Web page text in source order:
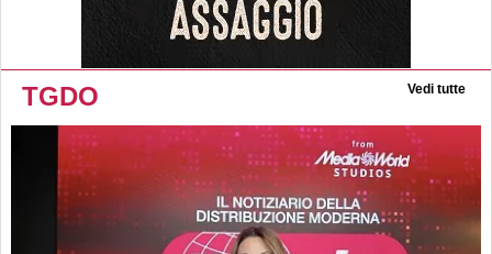
TGDO Vedi tutte